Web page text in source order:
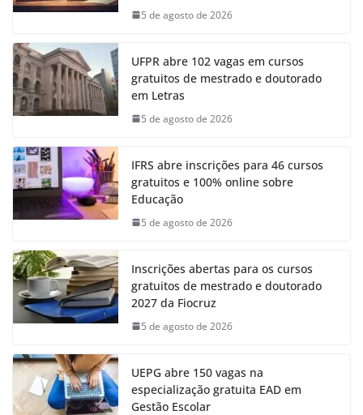
5 de agosto de 2026
UFPR abre 102 vagas em cursos
gratuitos de mestrado e doutorado
em Letras
5 de agosto de 2026
IFRS abre inscrições para 46 cursos
gratuitos e 100% online sobre
Educação
5 de agosto de 2026
Inscrições abertas para os cursos
gratuitos de mestrado e doutorado
2027 da Fiocruz
5 de agosto de 2026
UEPG abre 150 vagas na
especialização gratuita EAD em
Gestão Escolar